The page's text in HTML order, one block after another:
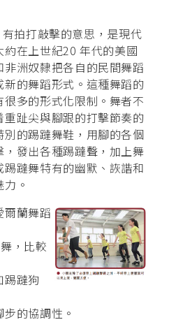
拍打敲擊的意思，是現代
在上世紀20 年代的美國
洲奴隸把各自的民間舞蹈
的舞蹈形式。這種舞蹈的
多的形式化限制。舞者不
趾尖與腳跟的打擊節奏的
的踢躂舞鞋，用腳的各個
發出各種踢躂聲，加上舞
躂舞特有的幽默、詼諧和
。
爾蘭舞蹈
，比較
踢躂狗
的協調性。